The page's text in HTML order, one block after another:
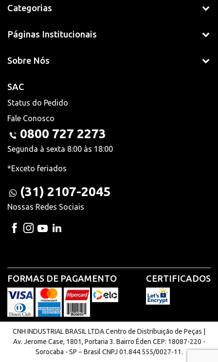
Categorias
Páginas Institucionais
Sobre Nós
SAC
Status do Pedido
Fale Conosco
0800 727 2273
Segunda à sexta 8:00 às 18:00
*Exceto feriados
(31) 2107-2045
Nossas Redes Sociais
FORMAS DE PAGAMENTO CERTIFICADOS
CNH INDUSTRIAL BRASIL LTDA Centro de Distribuição de Peças |
Av. Jerome Case, 1801, Portaria 3. Bairro Éden CEP: 18087-220 -
Sorocaba - SP − Brasil CNPJ 01.844.555/0027-11.